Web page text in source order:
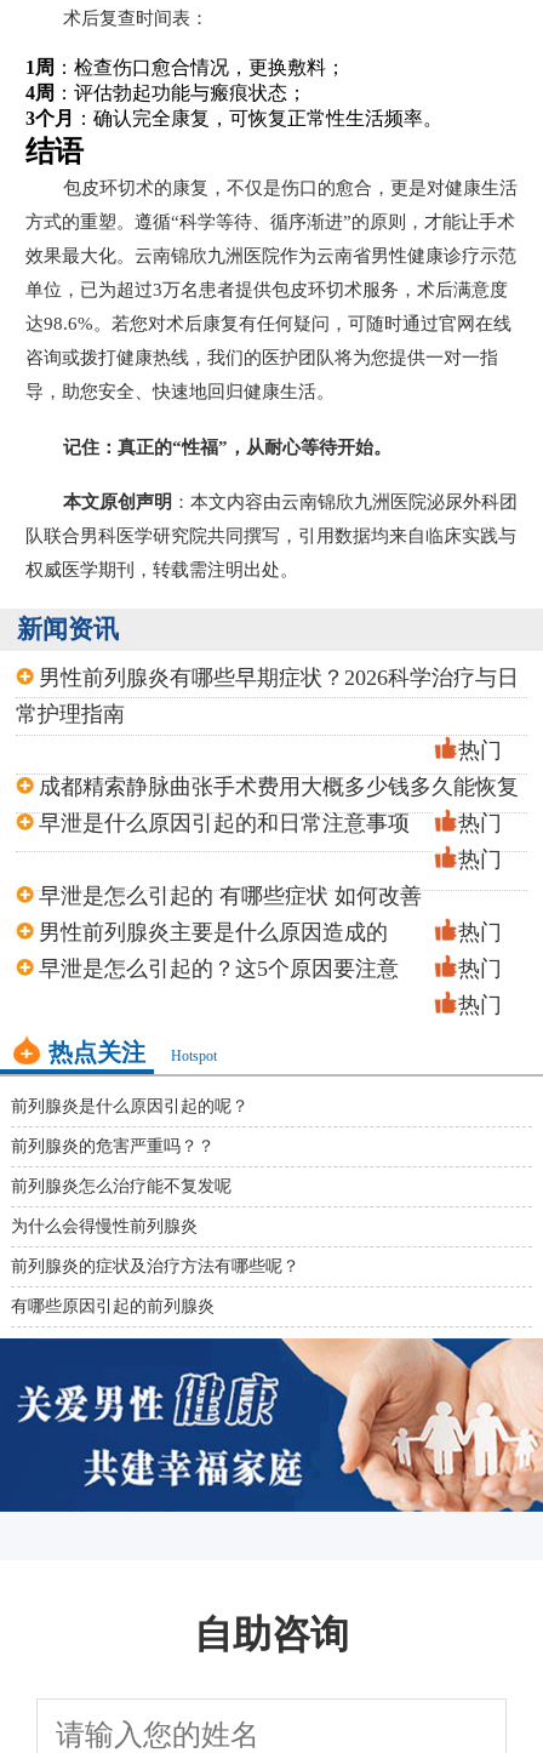
术后复查时间表：
1周 ：检查伤口愈合情况，更换敷料；
4周 ：评估勃起功能与瘢痕状态；
3个月
：确认完全康复，可恢复正常性生活频率。
结语
包皮环切术的康复，不仅是伤口的愈合，更是对健康生活
方式的重塑。遵循“科学等待、循序渐进”的原则，才能让手术
效果最大化。云南锦欣九洲医院作为云南省男性健康诊疗示范
单位，已为超过3万名患者提供包皮环切术服务，术后满意度
达98.6%。若您对术后康复有任何疑问，可随时通过官网在线
咨询或拨打健康热线，我们的医护团队将为您提供一对一指
导，助您安全、快速地回归健康生活。
记住：真正的“性福”，从耐心等待开始。
本文原创声明 ：本文内容由云南锦欣九洲医院泌尿外科团
队联合男科医学研究院共同撰写，引用数据均来自临床实践与
权威医学期刊，转载需注明出处。
新闻资讯
男性前列腺炎有哪些早期症状？2026科学治疗与日
常护理指南
热门
成都精索静脉曲张手术费用大概多少钱多久能恢复
热门
早泄是什么原因引起的和日常注意事项
热门
早泄是怎么引起的 有哪些症状 如何改善
热门
男性前列腺炎主要是什么原因造成的
热门
早泄是怎么引起的？这5个原因要注意
热门
热点关注 Hotspot
前列腺炎是什么原因引起的呢？
前列腺炎的危害严重吗？？
前列腺炎怎么治疗能不复发呢
为什么会得慢性前列腺炎
前列腺炎的症状及治疗方法有哪些呢？
有哪些原因引起的前列腺炎
自助咨询